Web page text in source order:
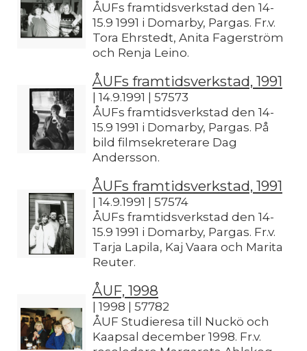
ÅUFs framtidsverkstad den 14-
15.9 1991 i Domarby, Pargas. Fr.v.
Tora Ehrstedt, Anita Fagerström
och Renja Leino.
ÅUFs framtidsverkstad, 1991
| 14.9.1991 | 57573
ÅUFs framtidsverkstad den 14-
15.9 1991 i Domarby, Pargas. På
bild filmsekreterare Dag
Andersson.
ÅUFs framtidsverkstad, 1991
| 14.9.1991 | 57574
ÅUFs framtidsverkstad den 14-
15.9 1991 i Domarby, Pargas. Fr.v.
Tarja Lapila, Kaj Vaara och Marita
Reuter.
ÅUF, 1998
| 1998 | 57782
ÅUF Studieresa till Nuckö och
Kaapsal december 1998. Fr.v.